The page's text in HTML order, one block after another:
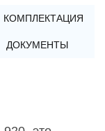
КОМПЛЕКТАЦИЯ
ДОКУМЕНТЫ